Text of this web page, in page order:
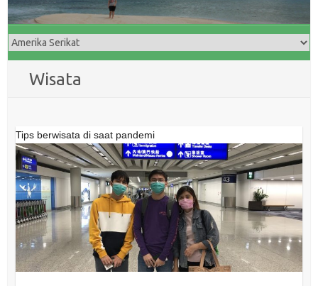
Wisata
Tips berwisata di saat pandemi